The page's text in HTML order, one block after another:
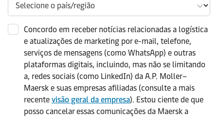
Concordo em receber notícias relacionadas a logística
e atualizações de marketing por e-mail, telefone,
serviços de mensagens (como WhatsApp) e outras
plataformas digitais, incluindo, mas não se limitando
a, redes sociais (como LinkedIn) da A.P. Moller–
Maersk e suas empresas afiliadas (consulte a mais
recente visão geral da empresa). Estou ciente de que
posso cancelar essas comunicações da Maersk a